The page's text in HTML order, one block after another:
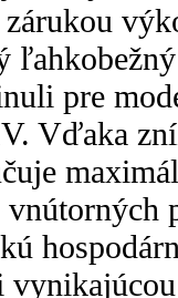
pre
Vďaka